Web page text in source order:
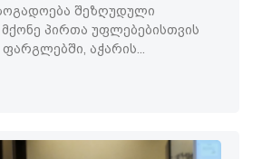
შეზღუდული
პირთა უფლებებისთვის
აჭარის...